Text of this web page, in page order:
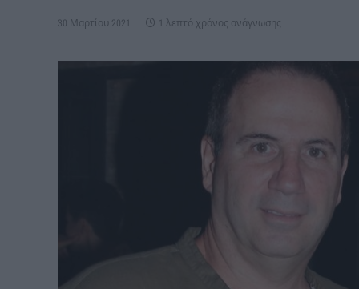
30 Μαρτίου 2021 1 λεπτό χρόνος ανάγνωσης